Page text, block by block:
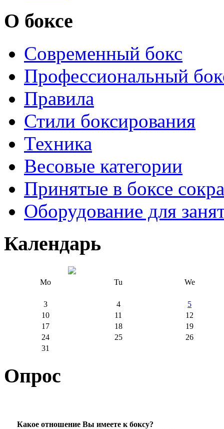
О боксе
Современный бокс
Профессиональный
Правила
Стили боксирования
Техника
Весовые категории
Принятые в боксе
Оборудование для
Календарь
Mo Tu We
3 4
5
10
11
12
17
18
19
24
25
26
31
Опрос
Какое отношение Вы имеете к боксу?